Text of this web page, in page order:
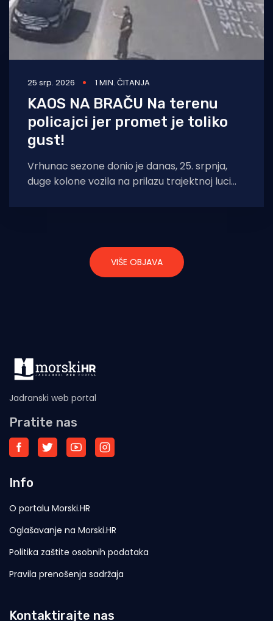
25 srp. 2026 1 MIN. ČITANJA
KAOS NA BRAČU Na terenu
policajci jer promet je toliko
gust!
Vrhunac sezone donio je danas, 25. srpnja,
duge kolone vozila na prilazu trajektnoj luci
VIŠE OBJAVA
Jadranski web portal
Pratite nas
Info
O portalu Morski.HR
Oglašavanje na Morski.HR
Politika zaštite osobnih podataka
Pravila prenošenja sadržaja
Kontaktirajte nas